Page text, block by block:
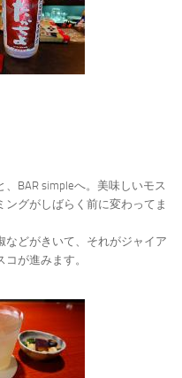
BAR simpleへ。美味しいモス
グがしばらく前に変わってま
などがきいて、それがジャイア
が進みます。